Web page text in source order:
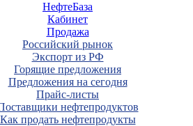
НефтеБаза
Кабинет
Продажа
Российский рынок
Экспорт из РФ
Горящие предложения
Предложения на сегодня
Прайс-листы
нефтепродуктов
Как продать нефтепродукты